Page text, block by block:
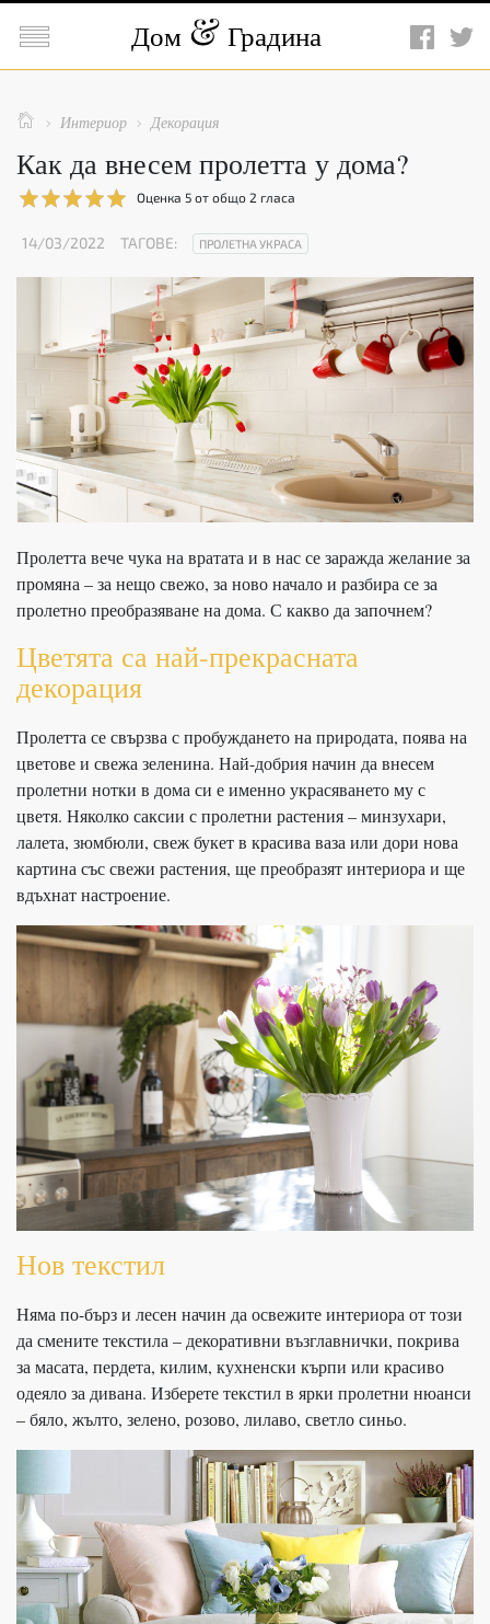
 Дом Градина
  Интериор  Декорация
Как да внесем пролетта у дома?
Оценка 5 от общо 2 гласа
14/03/2022 ТАГОВЕ: ПРОЛЕТНА УКРАСА
Пролетта вече чука на вратата и в нас се заражда желание за
промяна – за нещо свежо, за ново начало и разбира се за
пролетно преобразяване на дома. С какво да започнем?
Цветята са най-прекрасната
декорация
Пролетта се свързва с пробуждането на природата, поява на
цветове и свежа зеленина. Най-добрия начин да внесем
пролетни нотки в дома си е именно украсяването му с
цветя. Няколко саксии с пролетни растения – минзухари,
лалета, зюмбюли, свеж букет в красива ваза или дори нова
картина със свежи растения, ще преобразят интериора и ще
вдъхнат настроение.
Нов текстил
Няма по-бърз и лесен начин да освежите интериора от този
да смените текстила – декоративни възглавнички, покрива
за масата, пердета, килим, кухненски кърпи или красиво
одеяло за дивана. Изберете текстил в ярки пролетни нюанси
– бяло, жълто, зелено, розово, лилаво, светло синьо.